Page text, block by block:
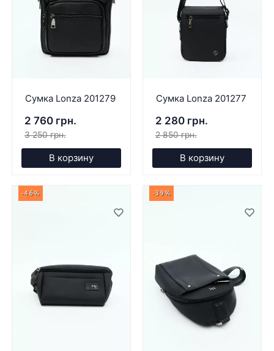
Сумка Lonza 201279
2 760 грн.
3 250 грн.
В корзину
Сумка Lonza 201277
2 280 грн.
2 850 грн.
В корзину
-46% -39%